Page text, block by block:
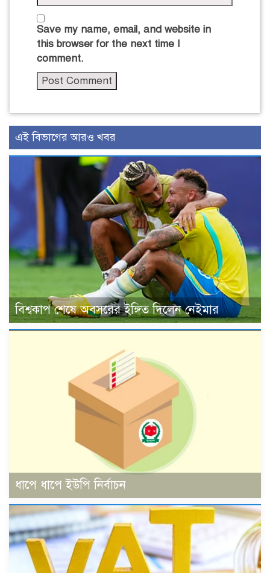
Save my name, email, and website in
this browser for the next time I
comment.
এই বিভাগের আরও খবর
বিশ্বকাপ শেষে অবসরের ইঙ্গিত দিলেন নেইমার
ধাপে ধাপে ইউপি নির্বাচন